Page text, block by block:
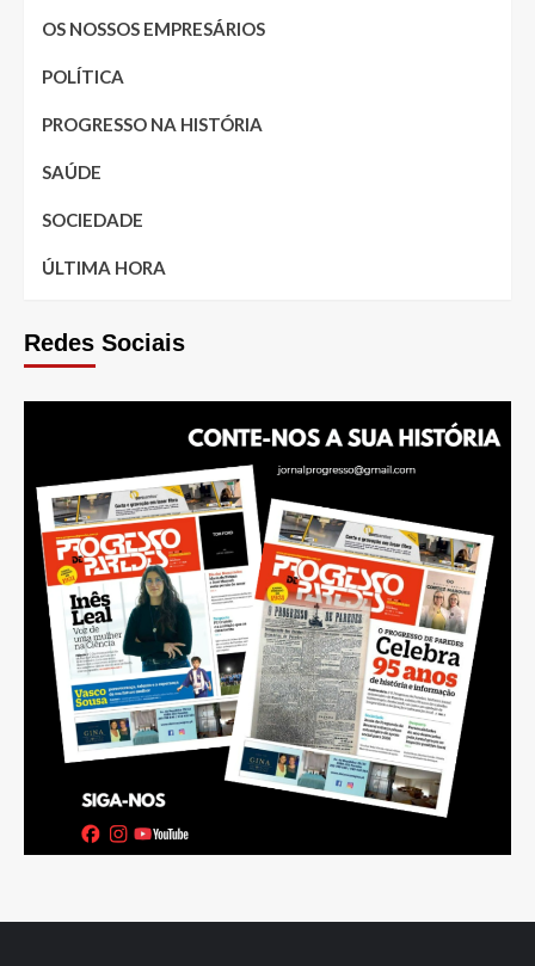
OS NOSSOS EMPRESÁRIOS
POLÍTICA
PROGRESSO NA HISTÓRIA
SAÚDE
SOCIEDADE
ÚLTIMA HORA
Redes Sociais